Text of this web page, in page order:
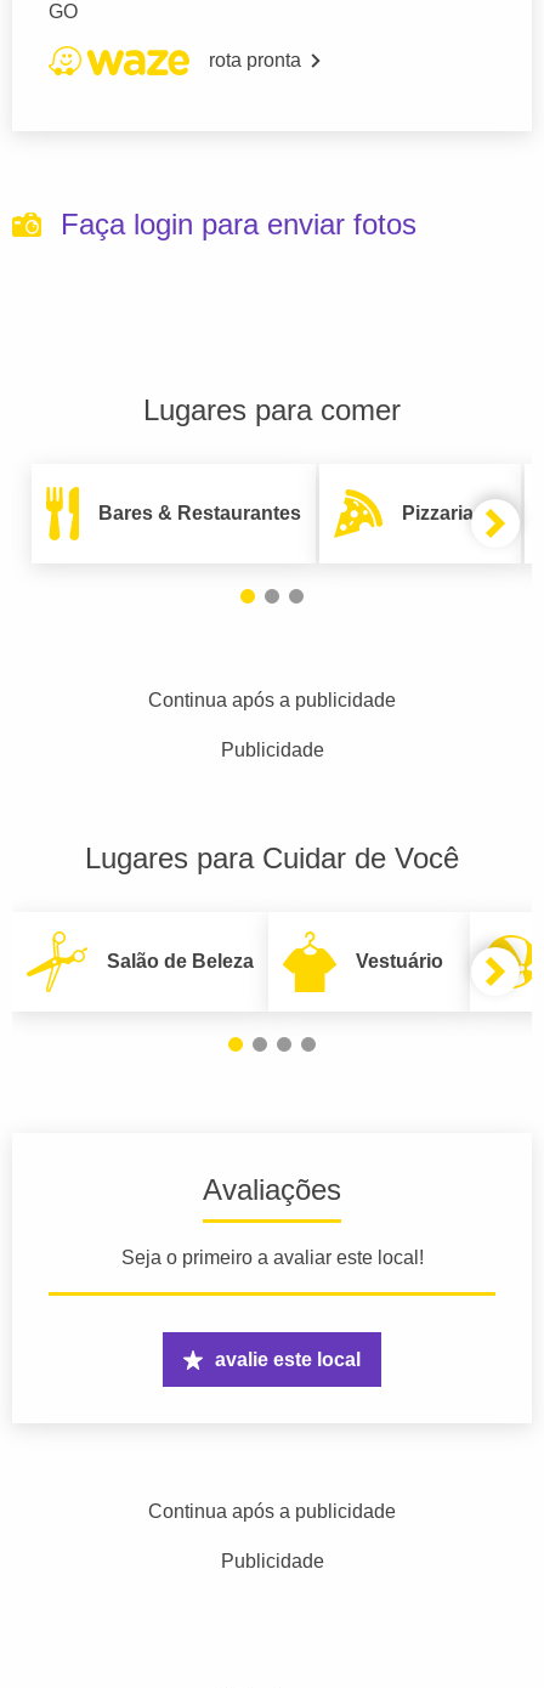
GO
rota pronta
Faça login para enviar fotos
Lugares para comer
Bares & Restaurantes Pizzarias
Continua após a publicidade
Publicidade
Lugares para Cuidar de Você
Salão de Beleza Vestuário
Avaliações
Seja o primeiro a avaliar este local!
avalie este local
Continua após a publicidade
Publicidade